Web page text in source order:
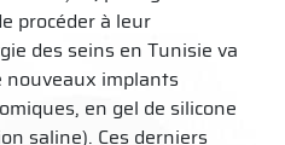
procéder à leur
des seins en Tunisie va
nouveaux implants
en gel de silicone
saline). Ces derniers